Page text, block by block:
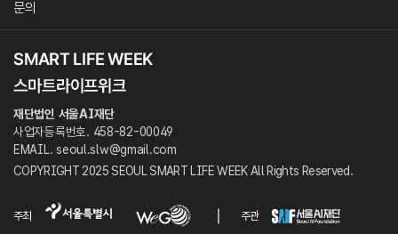
문의
재단법인 서울AI재단
사업자등록번호. 458-82-00049
EMAIL. seoul.slw@gmail.com
COPYRIGHT 2025 SEOUL SMART LIFE WEEK All Rights Reserved.
주최 주관